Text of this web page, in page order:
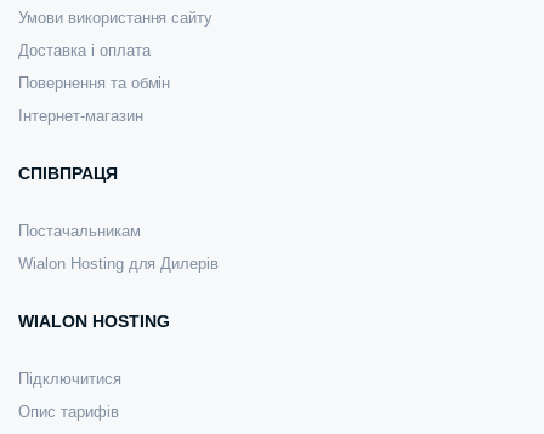
Умови використання сайту
Доставка і оплата
Повернення та обмін
Інтернет-магазин
СПІВПРАЦЯ
Постачальникам
Wialon Hosting для Дилерів
WIALON HOSTING
Підключитися
Опис тарифів